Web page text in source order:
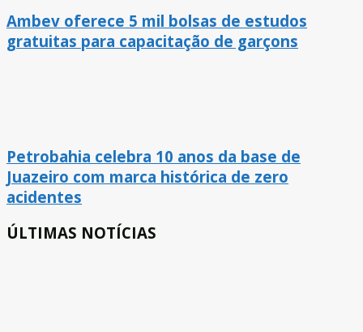
Ambev oferece 5 mil bolsas de estudos
gratuitas para capacitação de garçons
Petrobahia celebra 10 anos da base de
Juazeiro com marca histórica de zero
acidentes
ÚLTIMAS NOTÍCIAS